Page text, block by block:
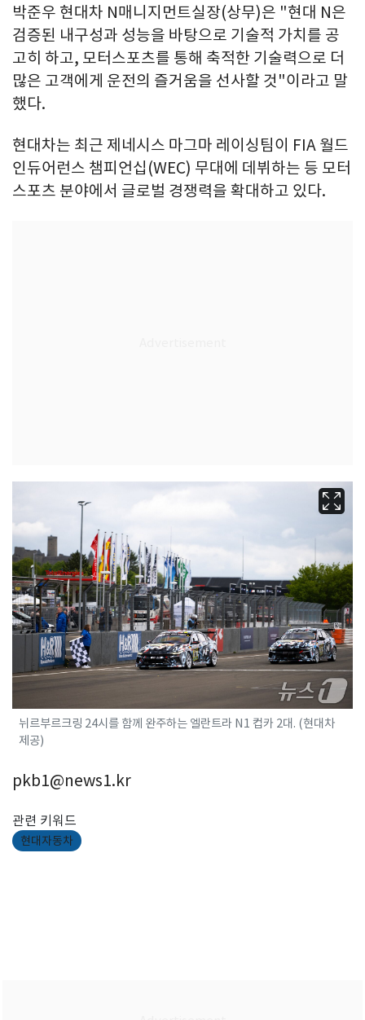
박준우 현대차 N매니지먼트실장(상무)은 "현대 N은
검증된 내구성과 성능을 바탕으로 기술적 가치를 공
고히 하고, 모터스포츠를 통해 축적한 기술력으로 더
많은 고객에게 운전의 즐거움을 선사할 것"이라고 말
했다.
현대차는 최근 제네시스 마그마 레이싱팀이 FIA 월드
인듀어런스 챔피언십(WEC) 무대에 데뷔하는 등 모터
스포츠 분야에서 글로벌 경쟁력을 확대하고 있다.
뉘르부르크링 24시를 함께 완주하는 엘란트라 N1 컵카 2대. (현대차
제공)
pkb1@news1.kr
관련 키워드
현대자동차